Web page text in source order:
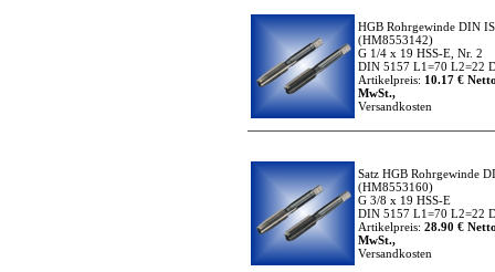
HGB Rohrgewinde DIN
(HM8553142)
G 1/4 x 19 HSS-E, Nr. 2
DIN 5157 L1=70 L2=22
Artikelpreis: 10.17 €
MwSt.,
Versandkosten
Satz HGB Rohrgewinde
(HM8553160)
G 3/8 x 19 HSS-E
DIN 5157 L1=70 L2=22
Artikelpreis: 28.90 €
MwSt.,
Versandkosten